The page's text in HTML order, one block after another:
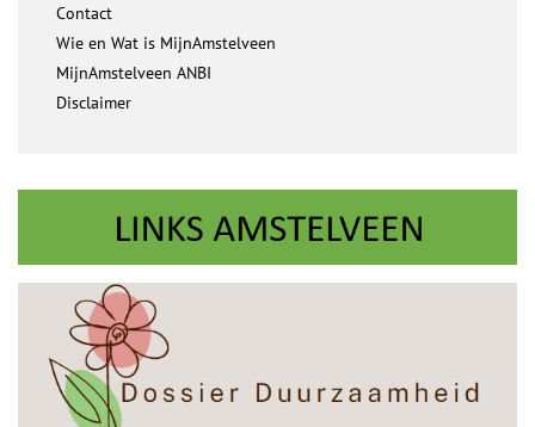
Contact
Wie en Wat is MijnAmstelveen
MijnAmstelveen ANBI
Disclaimer